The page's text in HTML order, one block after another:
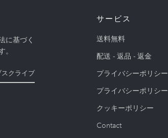
に基づく
スクライブ
サービス
送料無料
配送 - 返品 - 返金
プライバシーポリシー
プライバシーポリシー
クッキーポリシー
Contact